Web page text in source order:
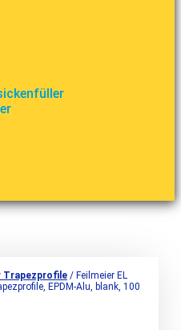
Trapezprofile / Feilmeier EL
EPDM-Alu, blank, 100